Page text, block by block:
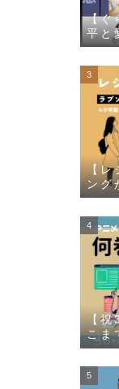
【ぐ
平と
件に
【レ
ング
の店
【祝
こま
むな
す！